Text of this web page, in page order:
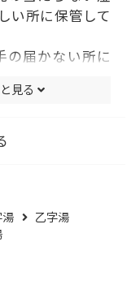
ルロース､二酸
ＣＭＣ-Ｎａ､ク
ステアリン酸Ｍ
る注意）
､錠剤の色が多
あります｡
い所に保管して
の届かない所に
に入れ替えない
ります。）
色むらを生じる
ので、誤って水
、ぬれた手で触
見る
乙字湯